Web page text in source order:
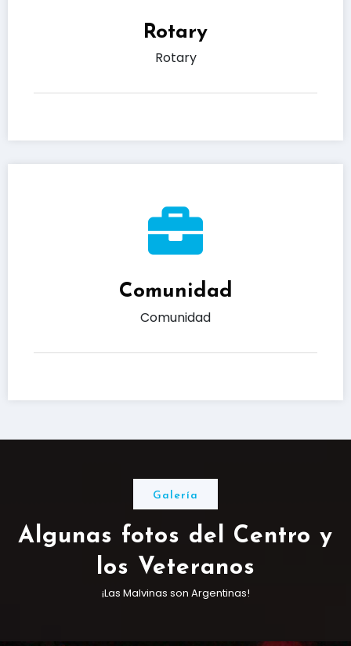
Rotary
Rotary
Comunidad
Comunidad
Galería
Algunas fotos del Centro y
los Veteranos
¡Las Malvinas son Argentinas!